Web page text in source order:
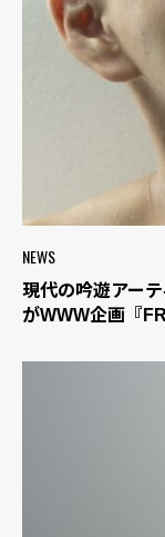
NEWS
現代の吟遊アー
がWWW企画『